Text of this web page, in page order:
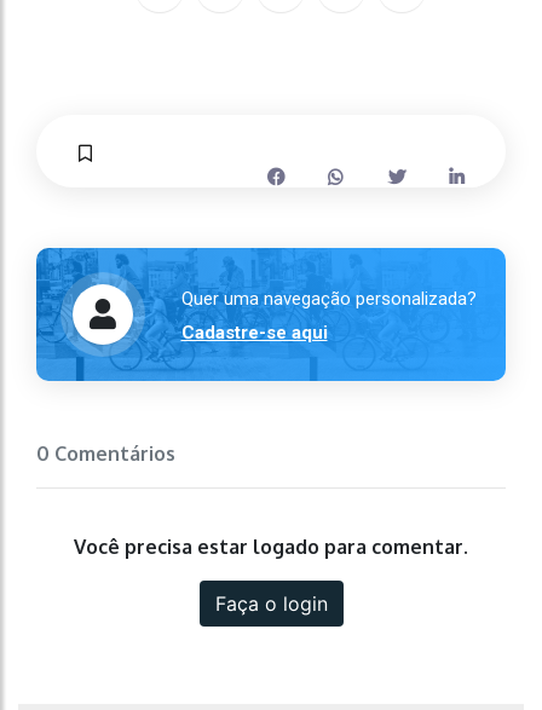
Quer uma navegação personalizada?
Cadastre-se aqui
0 Comentários
Você precisa estar logado para comentar.
Faça o login